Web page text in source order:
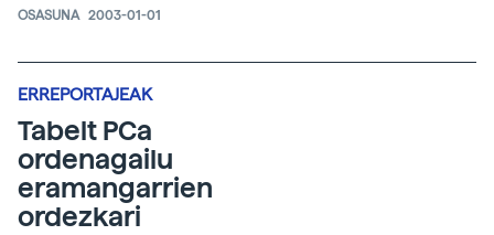
OSASUNA 2003-01-01
ERREPORTAJEAK
Tabelt PCa
ordenagailu
eramangarrien
ordezkari